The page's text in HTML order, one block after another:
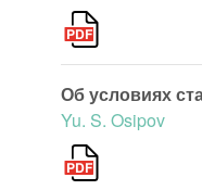
Об условиях
Yu. S. Osipov